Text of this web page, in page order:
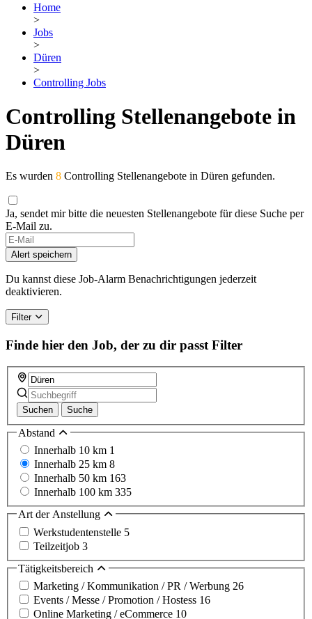
Home
>
Jobs
>
Düren
>
Controlling Jobs
Controlling Stellenangebote in
Düren
Es wurden 8 Controlling Stellenangebote in Düren gefunden.
Ja, sendet mir bitte die neuesten Stellenangebote für diese Suche per
E-Mail zu.
If
you
are
a
human,
this
field
Alert speichern
Du kannst diese Job-Alarm Benachrichtigungen jederzeit
deaktivieren.
Filter
Finde hier den Job, der zu dir passt Filter
Suchen Suche
Abstand
Innerhalb 10 km 1
Innerhalb 25 km 8
Innerhalb 50 km 163
Innerhalb 100 km 335
Art der Anstellung
Werkstudentenstelle 5
Teilzeitjob 3
Tätigkeitsbereich
Marketing / Kommunikation / PR / Werbung 26
Events / Messe / Promotion / Hostess 16
Online Marketing / eCommerce 10